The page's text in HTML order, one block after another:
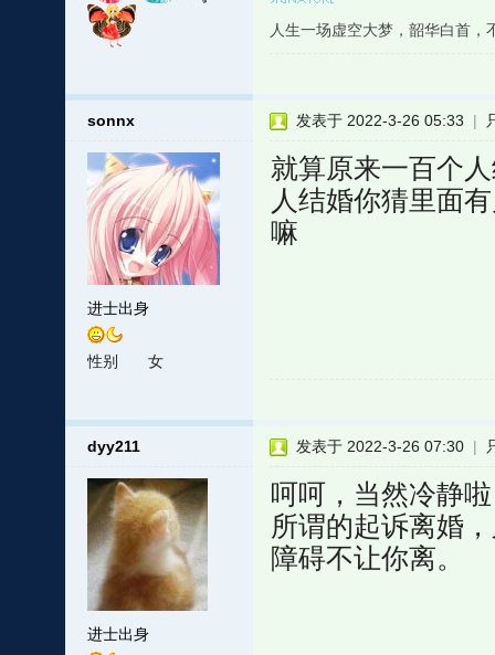
人生一场虚空大梦，韶华白首
sonnx
进士出身
性别 女
发表于 2022-3-26 05:33 |
就算原来一百个
人结婚你猜里面
嘛
dyy211
进士出身
发表于 2022-3-26 07:30 |
呵呵，当然冷静
所谓的起诉离婚
障碍不让你离。